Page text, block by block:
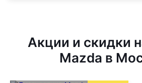
Акции и скидки
Mazda в